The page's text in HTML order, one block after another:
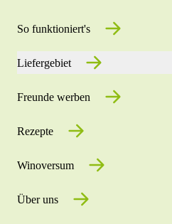
So funktioniert's
Liefergebiet
Freunde werben
Rezepte
Winoversum
Über uns